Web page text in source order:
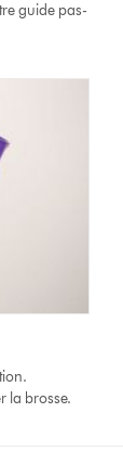
guide pas-
la brosse.